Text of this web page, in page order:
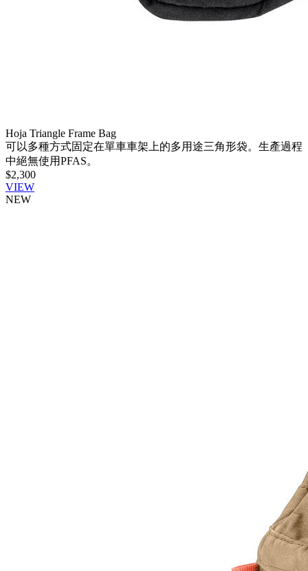
Hoja Triangle Frame Bag
可以多種方式固定在單車車架上的多用途三角形袋。生產過程
中絕無使用PFAS。
$2,300
VIEW
NEW